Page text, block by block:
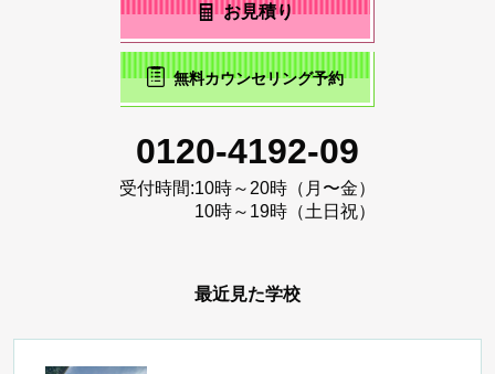
お見積り
無料カウンセリング予約
0120-4192-09
受付時間:10時～20時（月〜金）
10時～19時（土日祝）
最近見た学校